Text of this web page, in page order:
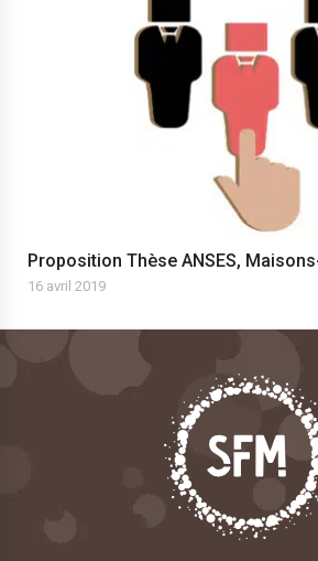
Proposition Thèse ANSES,
16 avril 2019